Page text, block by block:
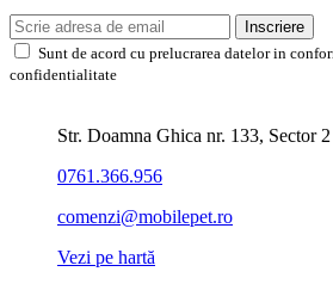
Inscriere
Sunt de acord cu prelucrarea datelor in
confidentialitate
Str. Doamna Ghica nr. 133, Sector 2
0761.366.956
comenzi@mobilepet.ro
Vezi pe hartă